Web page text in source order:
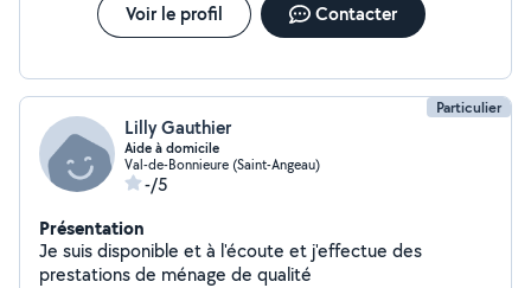
Voir le profil Contacter
Particulier
Lilly Gauthier
Aide à domicile
Val-de-Bonnieure (Saint-Angeau)
-/5
Présentation
Je suis disponible et à l'écoute et j'effectue des
prestations de ménage de qualité